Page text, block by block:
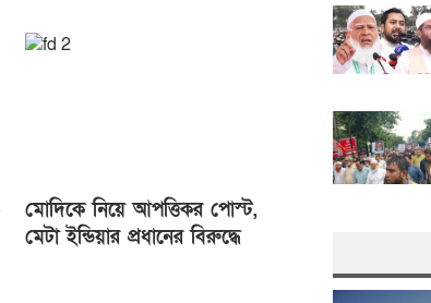
মোদিকে নিয়ে আপত্তিকর পোস্ট,
মেটা ইন্ডিয়ার প্রধানের বিরুদ্ধে